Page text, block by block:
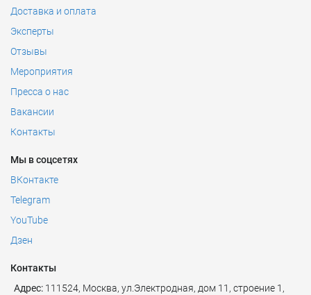
Доставка и оплата
Эксперты
Отзывы
Мероприятия
Пресса о нас
Вакансии
Контакты
Мы в соцсетях
ВКонтакте
Telegram
YouTube
Дзен
Контакты
Адрес: 111524, Москва, ул.Электродная, дом 11, строение 1,